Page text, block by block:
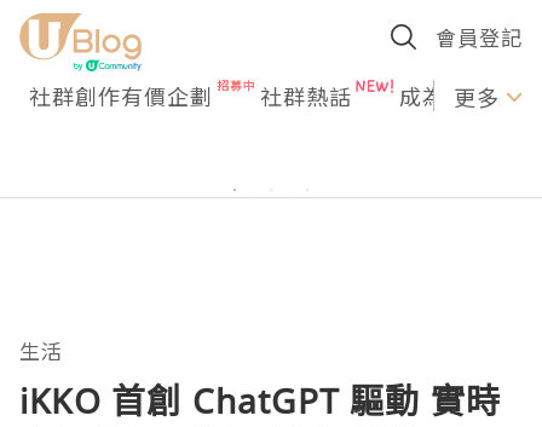
會員登記
社群創作有價企劃 社群熱話 成為U更多
生活
iKKO 首創 ChatGPT 驅動 實時